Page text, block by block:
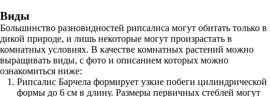
Виды
Большинство разновидностей рипсалиса могут обитать только в
дикой природе, и лишь некоторые могут произрастать в
комнатных условиях. В качестве комнатных растений можно
выращивать виды, с фото и описанием которых можно
ознакомиться ниже:
Рипсалис Барчела формирует узкие побеги цилиндрической
формы до 6 см в длину. Размеры первичных стеблей могут